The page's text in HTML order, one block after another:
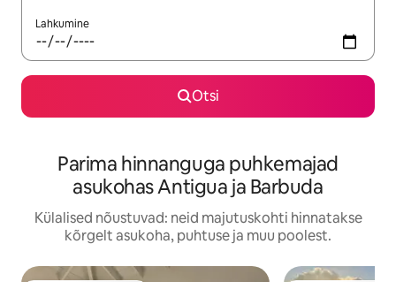
Lahkumine
Otsi
Parima hinnanguga puhkemajad
asukohas Antigua ja Barbuda
Külalised nõustuvad: neid majutuskohti hinnatakse
kõrgelt asukoha, puhtuse ja muu poolest.